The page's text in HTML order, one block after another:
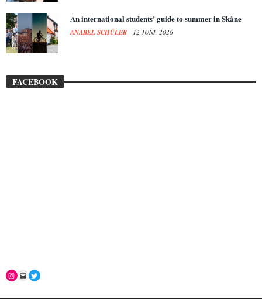
An international students’ guide to summer in Skåne
ANABEL SCHÜLER 12 JUNI, 2026
FACEBOOK